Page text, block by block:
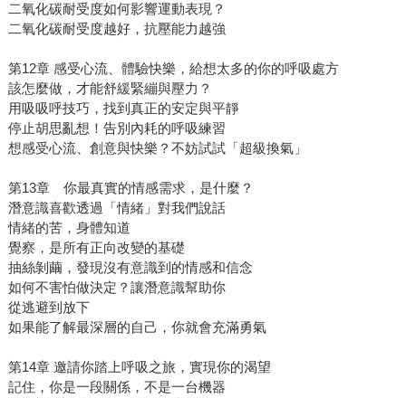
二氧化碳耐受度如何影響運動表現？
二氧化碳耐受度越好，抗壓能力越強
第12章 感受心流、體驗快樂，給想太多的你的呼吸處方
該怎麼做，才能舒緩緊繃與壓力？
用吸吸呼技巧，找到真正的安定與平靜
停止胡思亂想！告別內耗的呼吸練習
想感受心流、創意與快樂？不妨試試「超級換氣」
第13章 你最真實的情感需求，是什麼？
潛意識喜歡透過「情緒」對我們說話
情緒的苦，身體知道
覺察，是所有正向改變的基礎
抽絲剝繭，發現沒有意識到的情感和信念
如何不害怕做決定？讓潛意識幫助你
從逃避到放下
如果能了解最深層的自己，你就會充滿勇氣
第14章 邀請你踏上呼吸之旅，實現你的渴望
記住，你是一段關係，不是一台機器